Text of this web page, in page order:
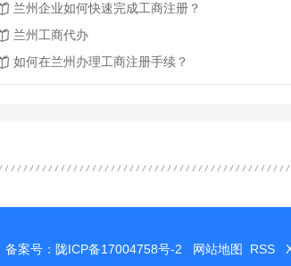
兰州企业如何快速完成工商注册？
兰州工商代办
如何在兰州办理工商注册手续？
案号： 陇ICP备17004758号-2 网站地图 RSS